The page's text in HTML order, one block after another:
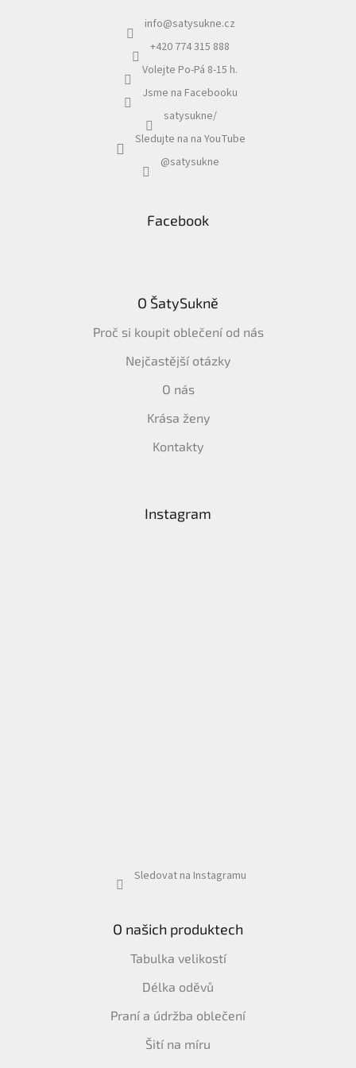
info@satysukne.cz
+420 774 315 888
Volejte Po-Pá 8-15 h.
Jsme na Facebooku
satysukne/
Sledujte na na YouTube
@satysukne
Facebook
O ŠatySukně
Proč si koupit oblečení od nás
Nejčastější otázky
O nás
Krása ženy
Kontakty
Instagram
Sledovat na Instagramu
O našich produktech
Tabulka velikostí
Délka oděvů
Praní a údržba oblečení
Šití na míru